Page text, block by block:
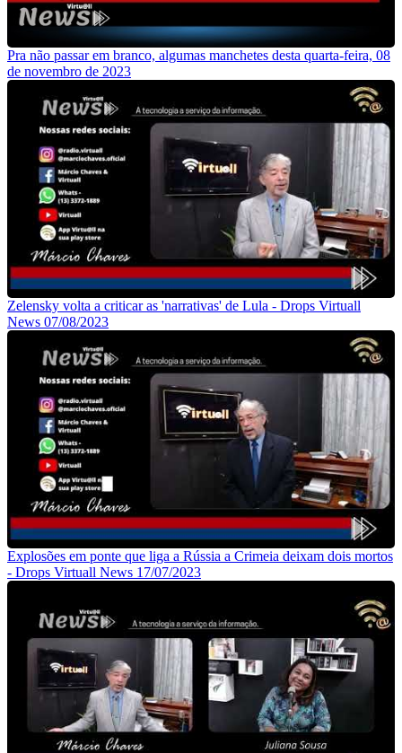
Pra não passar em branco, algumas manchetes desta quarta-feira, 08
de novembro de 2023
Zelensky volta a criticar as 'narrativas' de Lula - Drops Virtuall
News 07/08/2023
Explosões em ponte que liga a Rússia a Crimeia deixam dois mortos
- Drops Virtuall News 17/07/2023